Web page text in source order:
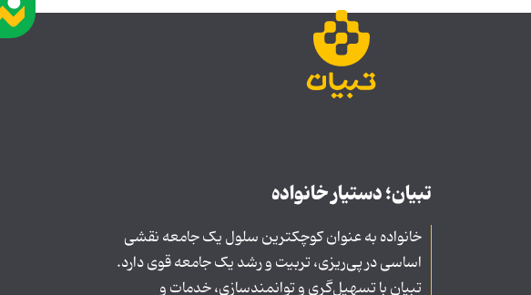
تبیان؛ دستیار خانواده
خانواده به عنوان کوچکترین سلول یک جامعه نقشی
اساسی در پی‌ریزی، تربیت و رشد یک جامعه قوی دارد.
تبیان با تسهیل‌گری و توانمندسازی، خدمات و